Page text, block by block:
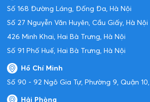
Số 168 Đường Láng, Đống Đa, Hà Nội
Số 27 Nguyễn Văn Huyên, Cầu Giấy, Hà Nội
426 Minh Khai, Hai Bà Trưng, Hà Nội
Số 91 Phố Huế, Hai Bà Trưng, Hà Nội
Hồ Chí Minh
Số 90 - 92 Ngô Gia Tự, Phường 9, Quận 10,
Hải Phòng